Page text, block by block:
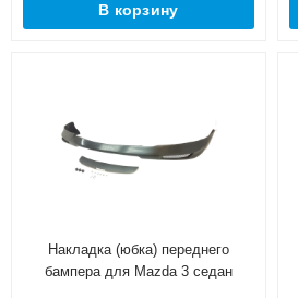
В корзину
Накладка (юбка) переднего
бампера для Mazda 3 седан